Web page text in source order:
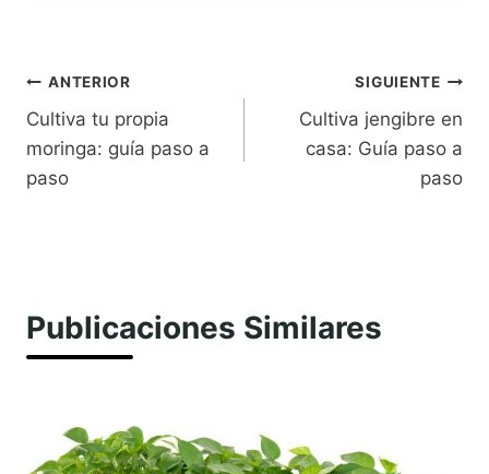
Navegación
de
entradas
ANTERIOR
Cultiva tu propia
moringa: guía paso a
paso
SIGUIENTE
Cultiva jengibre en
casa: Guía paso a
paso
Publicaciones Similares